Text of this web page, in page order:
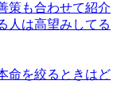
策も合わせて紹介
人は高望みしてる
命を絞るときはど